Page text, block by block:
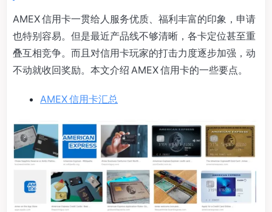
AMEX 信用卡一贯给人服务优质、福利丰富的印象，申请
也特别容易。但是最近产品线不够清晰，各卡定位甚至重
叠互相竞争。而且对信用卡玩家的打击力度逐步加强，动
不动就收回奖励。本文介绍 AMEX 信用卡的一些要点。
AMEX 信用卡汇总